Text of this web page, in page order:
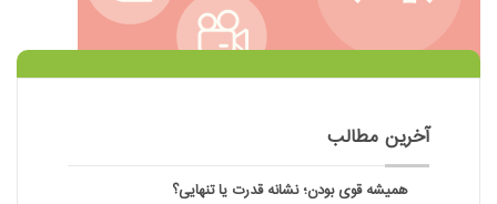
آخرین مطالب
همیشه قوی بودن؛ نشانه قدرت یا تنهایی؟